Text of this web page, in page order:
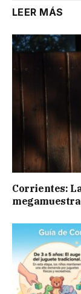
LEER MÁS
Corrientes: